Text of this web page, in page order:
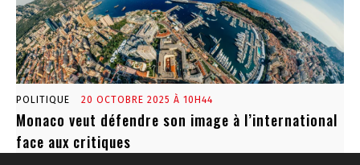
POLITIQUE 20 OCTOBRE 2025 À 10H44
Monaco veut défendre son image à l’international
face aux critiques